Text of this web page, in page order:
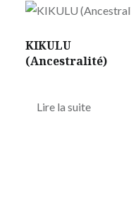
KIKULU
(Ancestralité)
Lire la suite